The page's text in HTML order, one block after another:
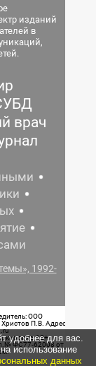
изданий
в
врач
1992-
ООО
П.В. Адрес
12+
ФС77-62008 от
удобнее для вас.
использование
данных